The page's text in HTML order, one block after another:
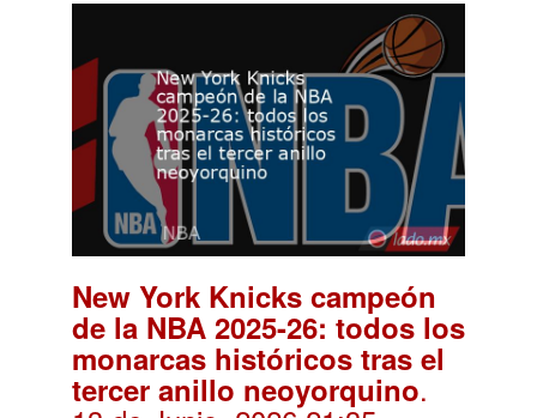
New York Knicks campeón
de la NBA 2025-26: todos los
monarcas históricos tras el
tercer anillo neoyorquino.